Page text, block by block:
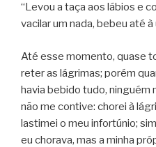
“Levou a taça aos lábios e
vacilar um nada, bebeu até
Até esse momento, quase
reter as lágrimas; porém
havia bebido tudo, ninguém
não me contive: chorei à
lastimei o meu infortúnio;
eu chorava, mas a minha